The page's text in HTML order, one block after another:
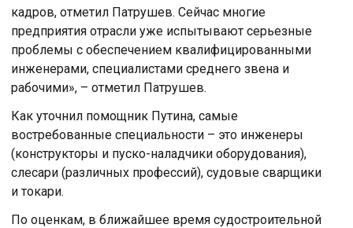
кадров, отметил Патрушев. Сейчас многие
предприятия отрасли уже испытывают серьезные
проблемы с обеспечением квалифицированными
инженерами, специалистами среднего звена и
рабочими», – отметил Патрушев.
Как уточнил помощник Путина, самые
востребованные специальности – это инженеры
(конструкторы и пуско-наладчики оборудования),
слесари (различных профессий), судовые сварщики
и токари.
По оценкам, в ближайшее время судостроительной